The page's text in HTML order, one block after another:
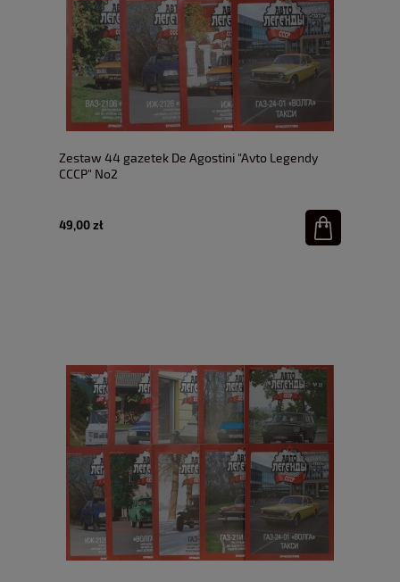
Zestaw 44 gazetek De Agostini "Avto Legendy
CCCP" No2
49,00 zł